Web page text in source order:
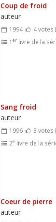
Coup de froid
auteur
1994 4 votes
1er livre de la
Sang froid
auteur
1996 3 votes
2e livre de la
Coeur de pierre
auteur